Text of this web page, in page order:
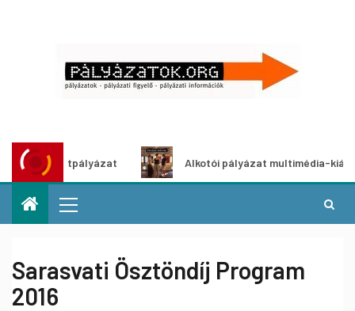
ötletpályázat Alkotói pályázat multimédia-kiállításhoz
Sarasvati Ösztöndíj Program
2016